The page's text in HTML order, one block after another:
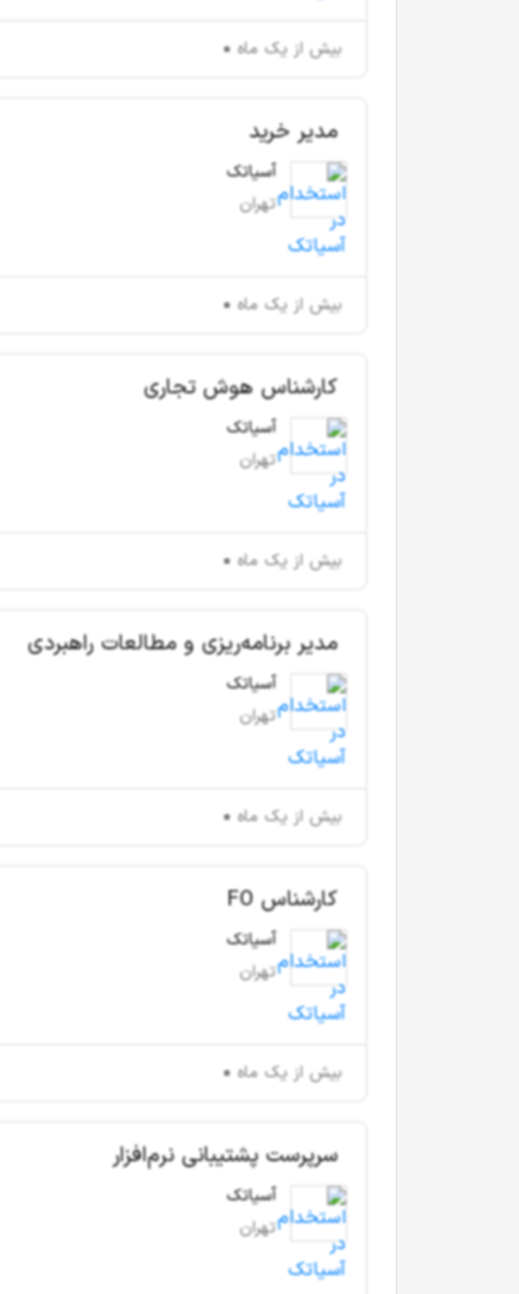
بیش از یک ماه
مدیر خرید
آسیاتک
تهران
بیش از یک ماه
کارشناس هوش تجاری
آسیاتک
تهران
بیش از یک ماه
مدیر برنامه‌ریزی و مطالعات راهبردی
آسیاتک
تهران
بیش از یک ماه
کارشناس FO
آسیاتک
تهران
بیش از یک ماه
سرپرست پشتیبانی نرم‌افزار
آسیاتک
تهران